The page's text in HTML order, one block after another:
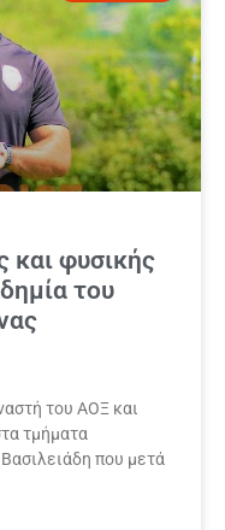
και φυσικής
του
του ΑΟΞ και
τμήματα
που μετά